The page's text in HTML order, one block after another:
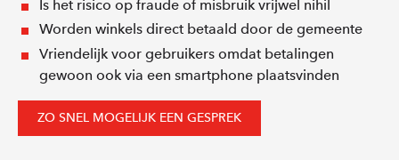
Is het risico op fraude of misbruik vrijwel nihil
Worden winkels direct betaald door de gemeente
Vriendelijk voor gebruikers omdat betalingen
gewoon ook via een smartphone plaatsvinden
ZO SNEL MOGELIJK EEN GESPREK